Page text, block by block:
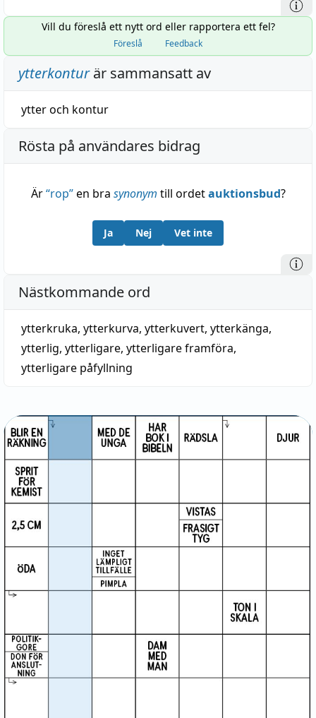
Vill du föreslå ett nytt ord eller rapportera ett fel?
Föreslå Feedback
ytterkonturär sammansatt av
ytteroch kontur
Rösta på användares bidrag
Är“rop”en bra synonym till ordetauktionsbud?
Ja Nej Vet inte
Nästkommande ord
ytterkruka, ytterkurva, ytterkuvert, ytterkänga,
ytterlig, ytterligare, ytterligare framföra,
ytterligare påfyllning